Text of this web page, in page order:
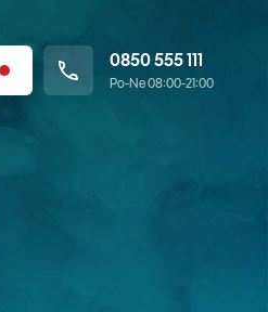
0850 555 111
Po-Ne 08:00-21:00